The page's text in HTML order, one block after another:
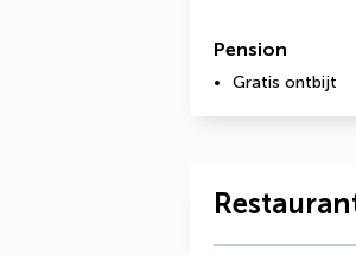
Pension
Gratis ontbijt